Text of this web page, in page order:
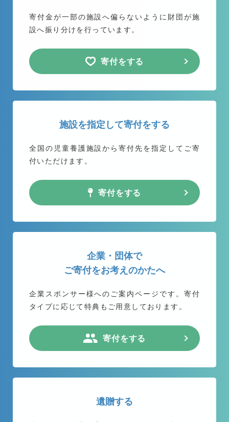
寄付金が一部の施設へ偏らないように 財団が施
設へ振り分けを行っています。
寄付をする
施設を指定して寄付をする
全国の児童養護施設から寄付先を指定してご寄
付いただけます。
寄付をする
企業・団体で
ご寄付をお考えのかたへ
企業スポンサー様へのご案内ページです。 寄付
タイプに応じて特典もご用意しております。
寄付をする
遺贈する